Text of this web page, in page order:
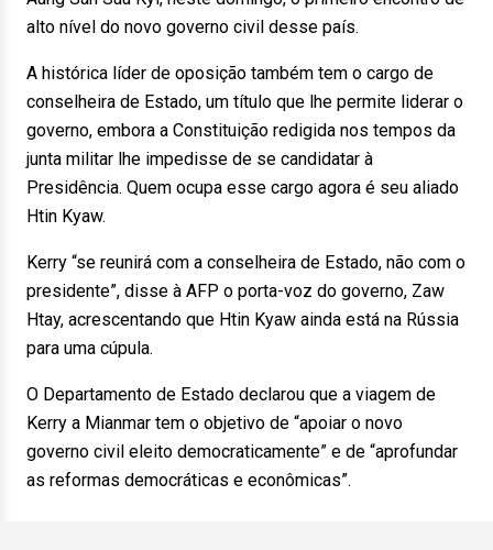
alto nível do novo governo civil desse país.
A histórica líder de oposição também tem o cargo de
conselheira de Estado, um título que lhe permite liderar o
governo, embora a Constituição redigida nos tempos da
junta militar lhe impedisse de se candidatar à
Presidência. Quem ocupa esse cargo agora é seu aliado
Htin Kyaw.
Kerry “se reunirá com a conselheira de Estado, não com o
presidente”, disse à AFP o porta-voz do governo, Zaw
Htay, acrescentando que Htin Kyaw ainda está na Rússia
para uma cúpula.
O Departamento de Estado declarou que a viagem de
Kerry a Mianmar tem o objetivo de “apoiar o novo
governo civil eleito democraticamente” e de “aprofundar
as reformas democráticas e econômicas”.